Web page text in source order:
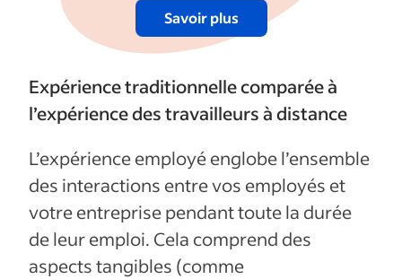
Savoir plus
Expérience traditionnelle comparée à
l’expérience des travailleurs à distance
L’expérience employé englobe l’ensemble
des interactions entre vos employés et
votre entreprise pendant toute la durée
de leur emploi. Cela comprend des
aspects tangibles (comme